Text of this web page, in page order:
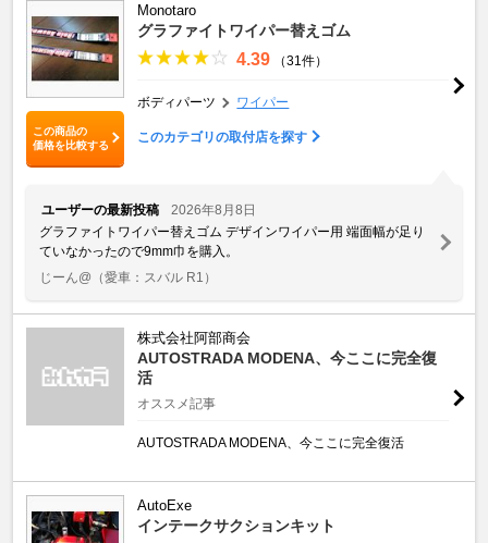
この商品の
価格を比較する
Monotaro
グラファイトワイパー替えゴム
4.39 （31件）
ボディパーツ ワイパー
このカテゴリの取付店を探す
ユーザーの最新投稿
2026年8月8日
グラファイトワイパー替えゴム デザインワイパー用 端面幅が足り
ていなかったので9mm巾を購入。
じーん@ （愛車：スバル R1）
株式会社阿部商会
AUTOSTRADA MODENA、今ここに完全復
活
オススメ記事
AUTOSTRADA MODENA、今ここに完全復活
AutoExe
インテークサクションキット